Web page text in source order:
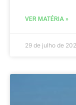
VER MATÉRIA »
29 de julho de